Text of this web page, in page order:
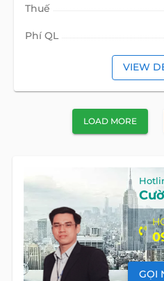
Thuế
Phí QL
VIEW
LOAD MORE
GỌI